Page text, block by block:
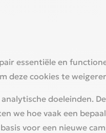
essentiële en
deze cookies te
doeleinden.
we hoe vaak een
voor een nieuwe